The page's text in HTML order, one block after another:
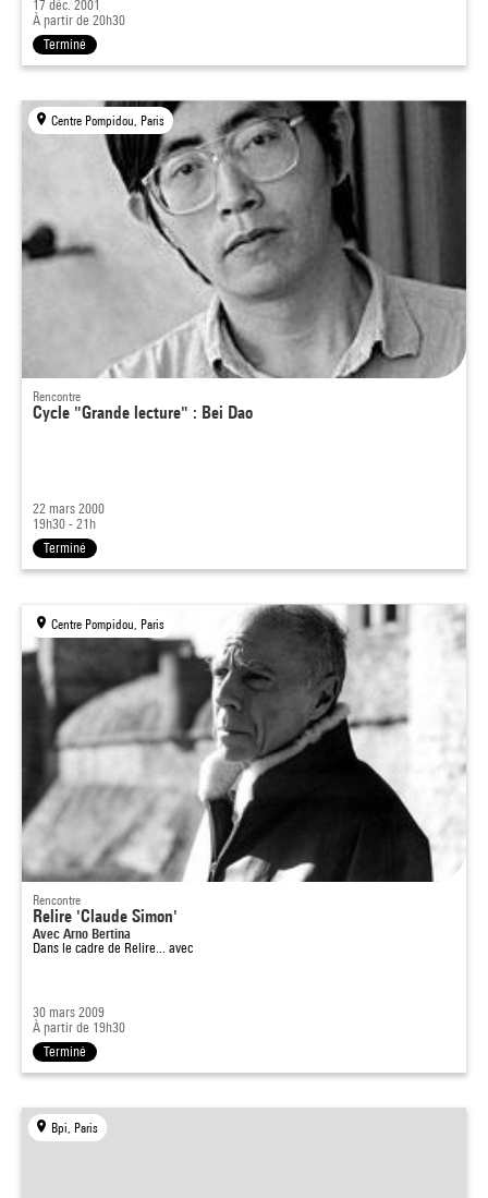
17 déc. 2001
À partir de 20h30
Terminé
Centre Pompidou, Paris
Rencontre
Cycle "Grande lecture" : Bei Dao
22 mars 2000
19h30 - 21h
Terminé
Centre Pompidou, Paris
Rencontre
Relire 'Claude Simon'
Avec Arno Bertina
Dans le cadre de Relire... avec
30 mars 2009
À partir de 19h30
Terminé
Bpi, Paris